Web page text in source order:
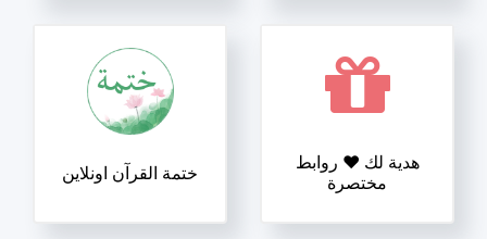
ختمة القرآن اونلاين
هدية لك ❤️ روابط
مختصرة